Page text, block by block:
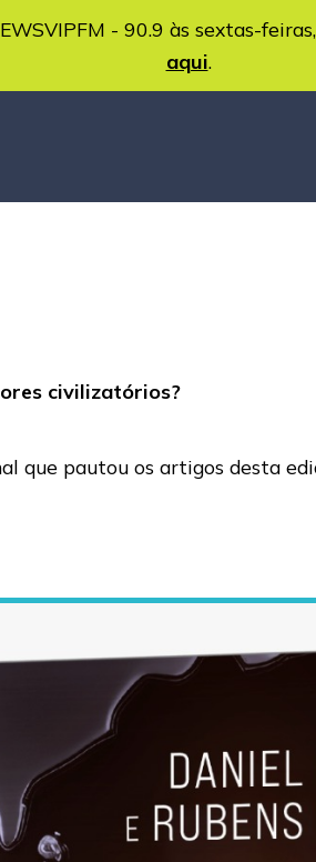
- 90.9 às sextas-
aqui.
civilizatórios?
que pautou os artigos desta